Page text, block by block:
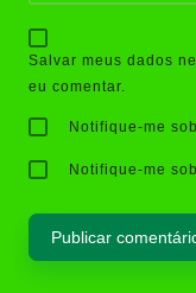
Salvar meus dados
eu comentar.
Notifique-me
Notifique-me